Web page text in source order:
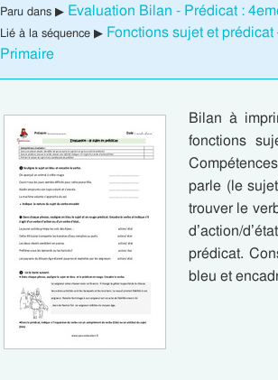
Paru dans ▶ Evaluation Bilan - Prédicat :
Lié à la séquence ▶ Fonctions sujet et
Primaire
Bilan à
fonctions
parle (le
trouver le
d’action/
prédicat.
bleu et